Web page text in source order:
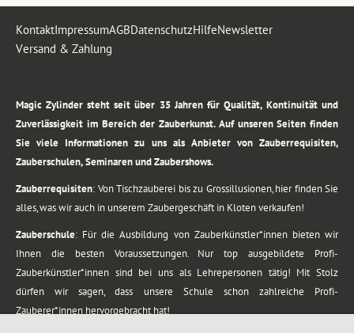
KontaktImpressumAGBDatenschutzHilfeNewsletter
Versand & Zahlung
Magic Zylinder steht seit über 35 Jahren für Qualität, Kontinuität und
Zuverlässigkeit im Bereich der Zauberkunst. Auf unseren Seiten finden
Sie viele Informationen zu uns als Anbieter von Zauberrequisiten,
Zauberschulen, Seminaren und Zaubershows.
Zauberrequisiten: Von Tischzauberei bis zu Grossillusionen, hier finden Sie
alles, was wir auch in unserem Zaubergeschäft in Kloten verkaufen!
Zauberschule: Für die Ausbildung von Zauberkünstler*innen bieten wir
Ihnen die besten Voraussetzungen. Nur top ausgebildete Profi-
Zauberkünstler*innen sind bei uns als Lehrepersonen tätig! Mit Stolz
dürfen wir sagen, dass unsere Schule schon zahlreiche Profi-
Zauberer*innen hervorgebracht hat!